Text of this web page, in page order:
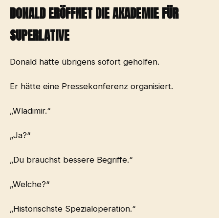
DONALD ERÖFFNET DIE AKADEMIE FÜR
SUPERLATIVE
Donald hätte übrigens sofort geholfen.
Er hätte eine Pressekonferenz organisiert.
„Wladimir.“
„Ja?“
„Du brauchst bessere Begriffe.“
„Welche?“
„Historischste Spezialoperation.“